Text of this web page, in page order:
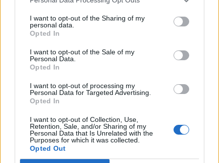
I want to opt-out of the Sharing of my
personal data.
Opted In
I want to opt-out of the Sale of my
Personal Data.
Opted In
I want to opt-out of processing my
Personal Data for Targeted Advertising.
Opted In
I want to opt-out of Collection, Use,
Retention, Sale, and/or Sharing of my
Personal Data that Is Unrelated with the
Purposes for which it was collected.
Opted Out